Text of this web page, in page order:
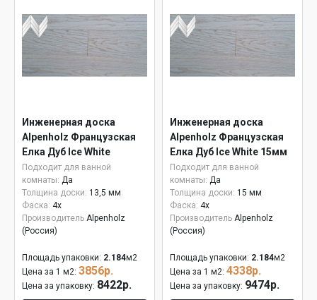
Инженерная доска
Alpenholz Французская
Елка Дуб Ice White
Подходит для ванной
комнаты: Да
Толщина доски: 13,5 мм
Фаска: 4x
Производитель Alpenholz
(Россия)
Площадь упаковки: 2.184м2
Цена за 1 м2: 3856р.
Цена за упаковку: 8422р.
Инженерная доска
Alpenholz Французская
Елка Дуб Ice White 15мм
Подходит для ванной
комнаты: Да
Толщина доски: 15 мм
Фаска: 4x
Производитель Alpenholz
(Россия)
Площадь упаковки: 2.184м2
Цена за 1 м2: 4338р.
Цена за упаковку: 9474р.